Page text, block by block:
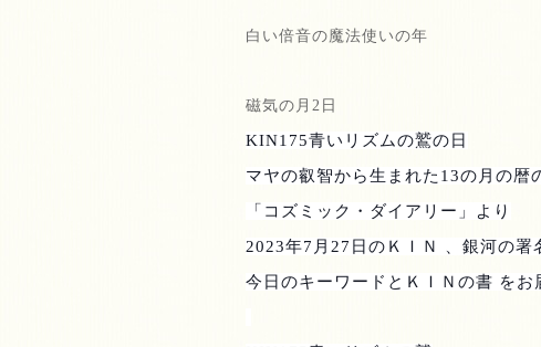
白い倍音の魔法使いの年
磁気の月 2 日
KIN175青いリズムの鷲の日
マヤの叡智から生まれた 13の月の暦
「コズミック・ダイアリー」より
2023年7 月 27 日のＫＩＮ 、銀河の署
今日のキーワードとＫＩＮの書 をお